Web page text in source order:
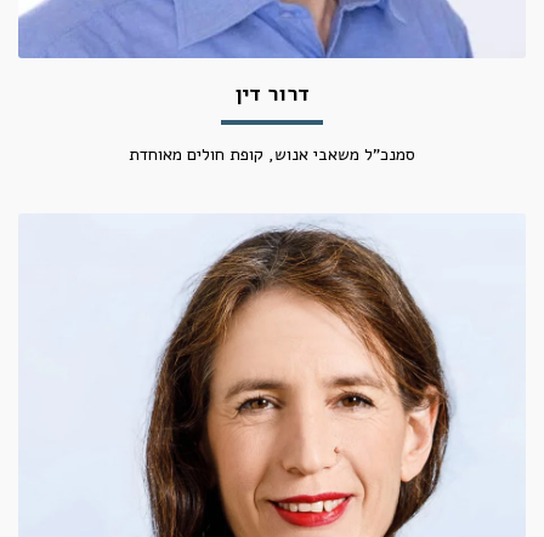
דרור דין
סמנכ"ל משאבי אנוש, קופת חולים מאוחדת